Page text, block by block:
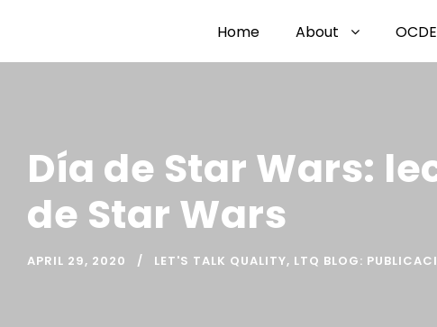
Home About
Día de Star Wars:
de Star Wars
APRIL 29, 2020 LET'S TALK QUALITY, LTQ BLOG: